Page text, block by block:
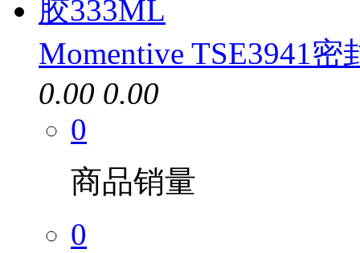
Momentive TSE3941密
0.00 0.00
0
商品销量
0